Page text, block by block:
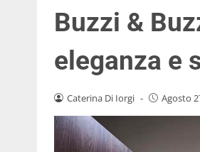
Buzzi &
eleganza e
Caterina Di Iorgi - Agosto